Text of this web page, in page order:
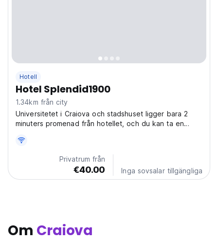
Hotell
Hotel Splendid1900
1.34km från city
Universitetet i Craiova och stadshuset ligger bara 2
minuters promenad från hotellet, och du kan ta en
Privatrum från
€40.00 Inga sovsalar tillgängliga
Om Craiova